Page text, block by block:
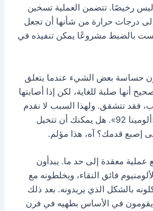
ليس رخيصًا. تتضمن العملية تسخين
درجات حرارة من شأنها أن تجعل
بالضبط مشروعًا يمكن تنفيذه في
92» قد تكون حساسة بعض الشيء عندما يتعلق
أنها صلبة للغاية، لكن إذا أصابتها
فقد تتشقق. ولهذا السبب لا نقدم
أطباق عشاء مصنوعة من «ألومينا 92». هل يمكنك أن تتخيل
إصبع قدمك؟ آه، هذا مؤلم.
عملية معقدة إلى حد ما. يبدأون
فائق النقاء، ويخلطونه مع
بالشكل الذي يريدونه. بعد ذلك
يقومون في الأساس بطهيه في فرن